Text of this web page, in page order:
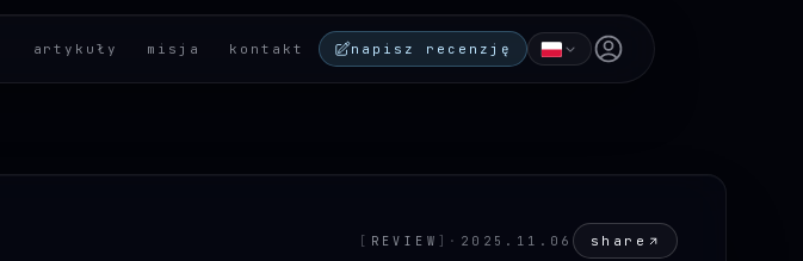
artykuły misja kontakt napisz recenzję Open user menu
[ REVIEW ] · 2025.11.06 share